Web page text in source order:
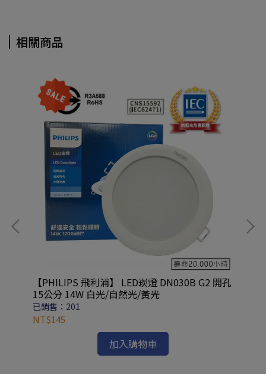
相關商品
【PHILIPS 飛利浦】 LED崁燈 DN030B G2 開孔
15公分 14W 白光/自然光/黃光
已銷售：201
NT$145
加入購物車